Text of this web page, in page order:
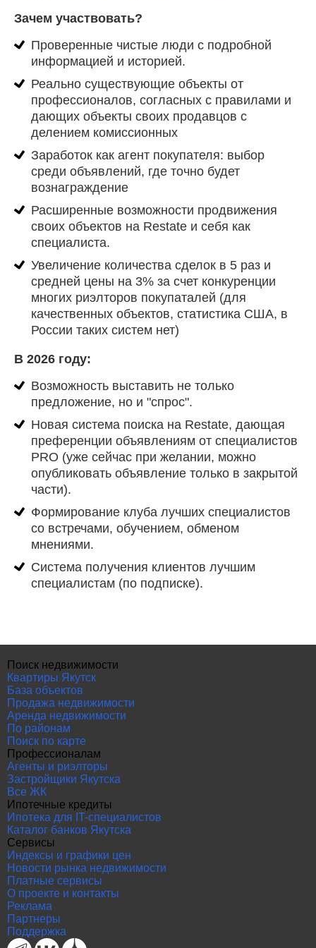
уже осенью 2020 года.
Зачем участвовать?
Проверенные чистые люди с подробной
информацией и историей.
Реально существующие объекты от
профессионалов, согласных с правилами и
дающих объекты своих продавцов с
делением комиссионных
Заработок как агент покупателя: выбор
среди объявлений, где точно будет
вознаграждение
Расширенные возможности продвижения
своих объектов на Restate и себя как
специалиста.
Увеличение количества сделок в 5 раз и
средней цены на 3% за счет конкуренции
многих риэлторов покупаталей (для
качественных объектов, статистика США, в
России таких систем нет)
В 2026 году:
Возможность выставить не только
предложение, но и "спрос".
Новая система поиска на Restate, дающая
преференции объявлениям от специалистов
PRO (уже сейчас при желании, можно
опубликовать объявление только в закрытой
части).
Формирование клуба лучших специалистов
со встречами, обучением, обменом
мнениями.
Система получения клиентов лучшим
специалистам (по подписке).
Поиск недвижимости
Квартиры Якутск
База объектов
Продажа недвижимости
Аренда недвижимости
По районам
Поиск по карте
Профессионалам
Агенты и риэлторы
Застройщики Якутска
Все ЖК
Ипотечные кредиты
Ипотека для IT-специалистов
Каталог банков Якутска
Сервисы
Индексы и графики цен
Новости рынка недвижимости
Платные сервисы
О проекте и контакты
Реклама
Партнеры
Поддержка